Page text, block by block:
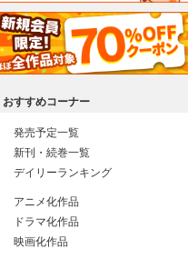
おすすめコーナー
発売予定一覧
新刊・続巻一覧
デイリーランキング
アニメ化作品
ドラマ化作品
映画化作品